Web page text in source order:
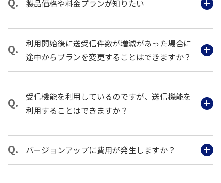
製品価格や料金プランが知りたい
利用開始後に送受信件数が増減があった場合に
途中からプランを変更することはできますか？
受信機能を利用しているのですが、送信機能を
利用することはできますか？
バージョンアップに費用が発生しますか？